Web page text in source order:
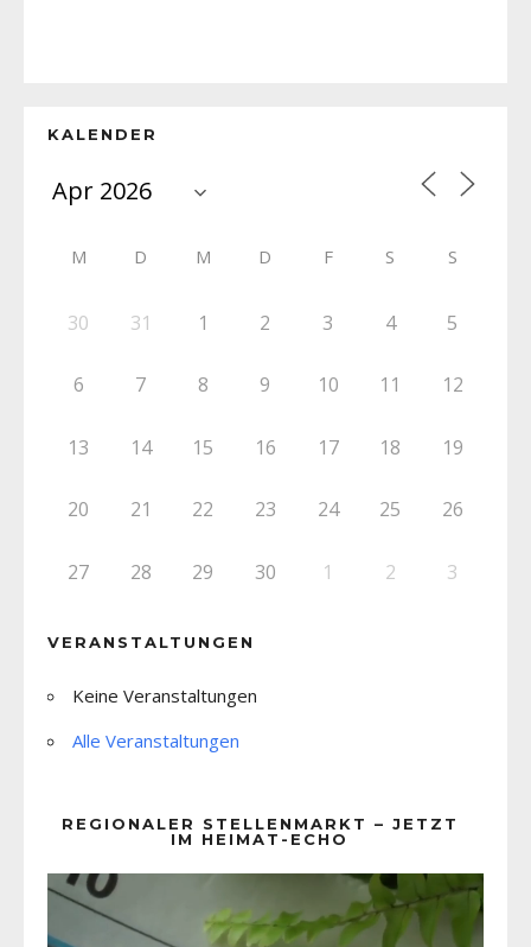
KALENDER
M D M D F S S
30 31 1 2 3 4 5
6 7 8 9 10 11 12
13 14 15 16 17 18 19
20 21 22 23 24 25 26
27 28 29 30 1 2 3
VERANSTALTUNGEN
Keine Veranstaltungen
Alle Veranstaltungen
REGIONALER STELLENMARKT – JETZT
IM HEIMAT-ECHO
Player